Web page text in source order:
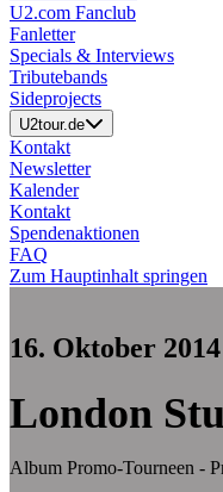
U2.com Fanclub
Fanletter
Specials & Interviews
Tributebands
Sideprojects
U2tour.de
Kontakt
Newsletter
Kalender
Kontakt
Spendenaktionen
FAQ
Zum Hauptinhalt springen
16. Oktober 2014
London
Album Promo-Tourneen -